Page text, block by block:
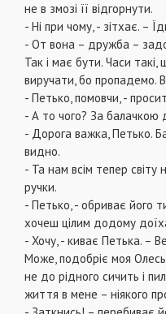
не в змозі її відгорнути.
- Ні при чому, - зітхає. –
- От вона – дружба –
Так і має бути. Часи
виручати, бо пропадемо.
- Петько, помовчи, -
- А то чого? За балачкою
- Дорога важка, Петько.
видно.
- Та нам всім тепер
ручки.
- Петько, - обриває його
хочеш цілим додому
- Хочу, - киває Петька. –
Може, подобріє моя
не до рідного сичить і
життя в мене – ніякого